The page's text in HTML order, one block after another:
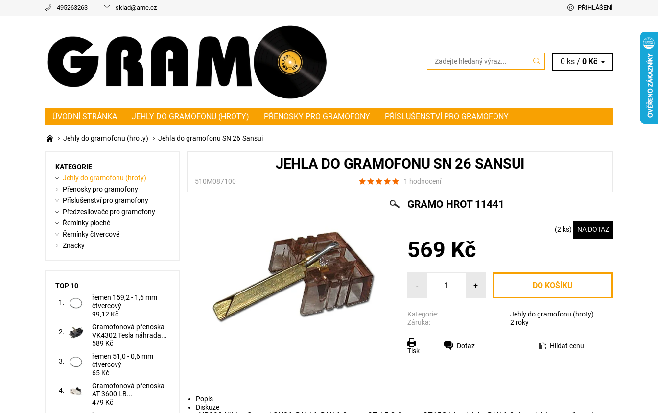
495263263 sklad@ame.cz PŘIHLÁŠENÍ
0 ks /0 Kč
ÚVODNÍ STRÁNKA JEHLY DO GRAMOFONU (HROTY) PŘENOSKY PRO GRAMOFONY
PŘÍSLUŠENSTVÍ PRO GRAMOFONY
PŘEDZESILOVAČE PRO GRAMOFONY
ŘEMÍNKY PLOCHÉ
Jehly do gramofonu (hroty) Jehla do gramofonu SN 26 Sansui
JEHLA DO GRAMOFONU SN 26 SANSUI
510M087100 1 hodnocení
GRAMO HROT 11441
(2 ks) NA DOTAZ
569 Kč
- +
Kategorie:
Jehly do gramofonu (hroty)
Záruka:
2 roky
Tisk
Dotaz Hlídat cenu
Popis
Diskuze
KATEGORIE
Jehly do gramofonu (hroty)
Přenosky pro gramofony
Příslušenství pro gramofony
Předzesilovače pro gramofony
Řemínky ploché
Řemínky čtvercové
Značky
TOP 10
řemen 159,2 - 1,6 mm
čtvercový
99,12 Kč
Gramofonová přenoska
VK4302 Tesla náhrada...
589 Kč
řemen 51,0 - 0,6 mm
čtvercový
65 Kč
Gramofonová přenoska
AT 3600 LB...
479 Kč